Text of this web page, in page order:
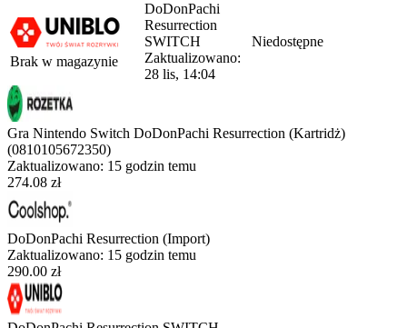
Brak w magazynie
DoDonPachi
Resurrection
SWITCH
Zaktualizowano:
28 lis, 14:04
Niedostępne
Gra Nintendo Switch DoDonPachi Resurrection (Kartridż)
(0810105672350)
Zaktualizowano: 15 godzin temu
274.08 zł
DoDonPachi Resurrection (Import)
Zaktualizowano: 15 godzin temu
290.00 zł